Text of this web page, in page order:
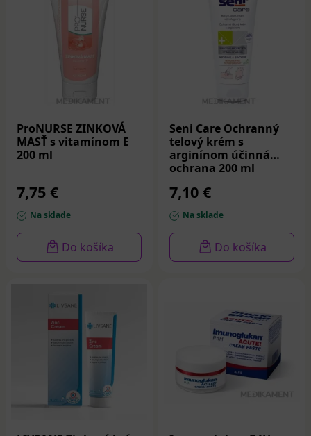
ProNURSE ZINKOVÁ
MASŤ s vitamínom E
200 ml
7,75 €
Na sklade
Do košíka
Seni Care Ochranný
telový krém s
arginínom účinná
ochrana 200 ml
7,10 €
Na sklade
Do košíka